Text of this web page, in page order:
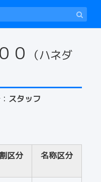
０
（ハネダ
スタッフ
区分 名称区分